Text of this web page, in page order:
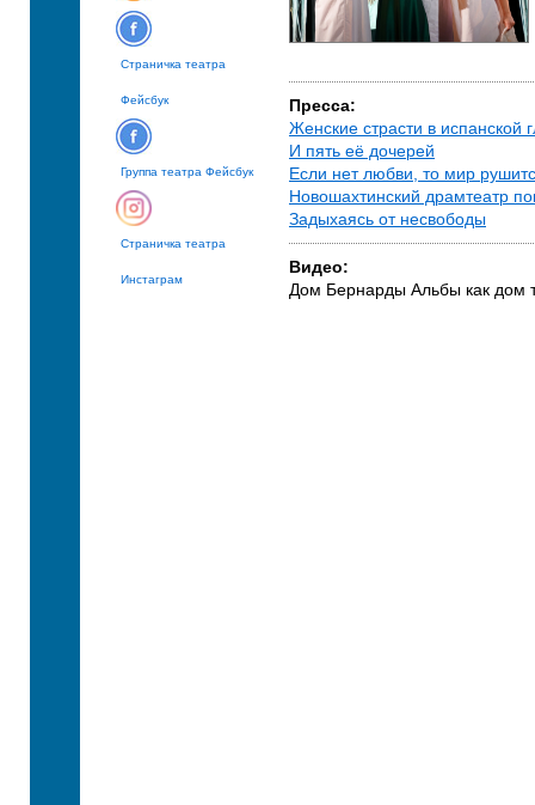
Страничка театра
Фейсбук
Группа театра Фейсбук
Страничка театра
Инстаграм
Пресса:
Женские страсти в испанской
И пять её дочерей
Если нет любви, то мир
Новошахтинский драмтеатр
Задыхаясь от несвободы
Видео:
Дом Бернарды Альбы как дом